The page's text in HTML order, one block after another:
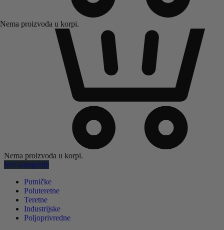
Nema proizvoda u korpi.
Sve kategorije
Putničke
Poluteretne
Teretne
Industrijske
Poljoprivredne
Nema proizvoda u korpi.